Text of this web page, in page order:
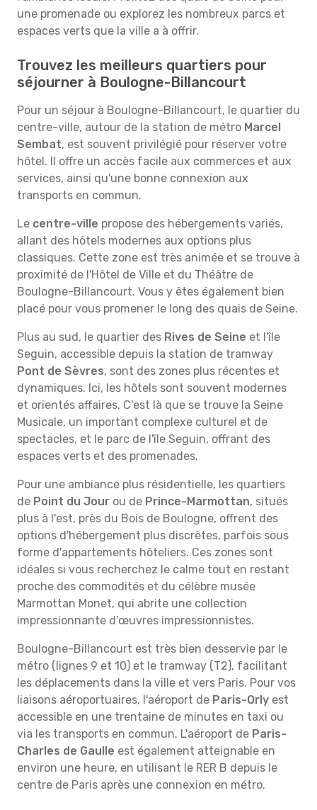
une promenade ou explorez les nombreux parcs et
espaces verts que la ville a à offrir.
Trouvez les meilleurs quartiers pour
séjourner à Boulogne-Billancourt
Pour un séjour à Boulogne-Billancourt, le quartier du
centre-ville, autour de la station de métro Marcel
Sembat, est souvent privilégié pour réserver votre
hôtel. Il offre un accès facile aux commerces et aux
services, ainsi qu'une bonne connexion aux
transports en commun.
Le centre-ville propose des hébergements variés,
allant des hôtels modernes aux options plus
classiques. Cette zone est très animée et se trouve à
proximité de l'Hôtel de Ville et du Théâtre de
Boulogne-Billancourt. Vous y êtes également bien
placé pour vous promener le long des quais de Seine.
Plus au sud, le quartier des Rives de Seine et l'île
Seguin, accessible depuis la station de tramway
Pont de Sèvres, sont des zones plus récentes et
dynamiques. Ici, les hôtels sont souvent modernes
et orientés affaires. C'est là que se trouve la Seine
Musicale, un important complexe culturel et de
spectacles, et le parc de l'île Seguin, offrant des
espaces verts et des promenades.
Pour une ambiance plus résidentielle, les quartiers
de Point du Jour ou de Prince-Marmottan, situés
plus à l'est, près du Bois de Boulogne, offrent des
options d'hébergement plus discrètes, parfois sous
forme d'appartements hôteliers. Ces zones sont
idéales si vous recherchez le calme tout en restant
proche des commodités et du célèbre musée
Marmottan Monet, qui abrite une collection
impressionnante d'œuvres impressionnistes.
Boulogne-Billancourt est très bien desservie par le
métro (lignes 9 et 10) et le tramway (T2), facilitant
les déplacements dans la ville et vers Paris. Pour vos
liaisons aéroportuaires, l'aéroport de Paris-Orly est
accessible en une trentaine de minutes en taxi ou
via les transports en commun. L'aéroport de Paris-
Charles de Gaulle est également atteignable en
environ une heure, en utilisant le RER B depuis le
centre de Paris après une connexion en métro.